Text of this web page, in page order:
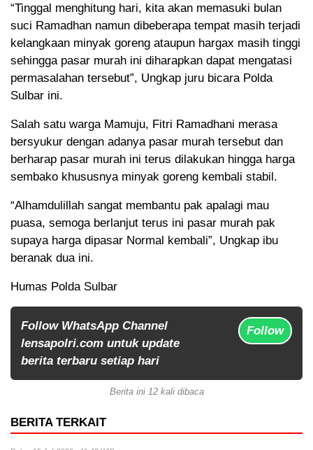
“Tinggal menghitung hari, kita akan memasuki bulan
suci Ramadhan namun dibeberapa tempat masih terjadi
kelangkaan minyak goreng ataupun hargax masih tinggi
sehingga pasar murah ini diharapkan dapat mengatasi
permasalahan tersebut”, Ungkap juru bicara Polda
Sulbar ini.
Salah satu warga Mamuju, Fitri Ramadhani merasa
bersyukur dengan adanya pasar murah tersebut dan
berharap pasar murah ini terus dilakukan hingga harga
sembako khususnya minyak goreng kembali stabil.
“Alhamdulillah sangat membantu pak apalagi mau
puasa, semoga berlanjut terus ini pasar murah pak
supaya harga dipasar Normal kembali”, Ungkap ibu
beranak dua ini.
Humas Polda Sulbar
Follow WhatsApp Channel
lensapolri.com untuk update
berita terbaru setiap hari
Follow
Berita ini 12 kali dibaca
BERITA TERKAIT